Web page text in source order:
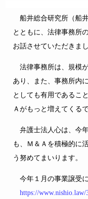
船井総合研究所（船
とともに、法律事務所
お話させていただきまし
法律事務所は、規模
あり、また、事務所内
としても有用であるこ
Ａがもっと増えてくる
弁護士法人心は、今
も、Ｍ＆Ａを積極的に
う努めてまいります。
今年１月の事業譲受
https://www.nishio.law/